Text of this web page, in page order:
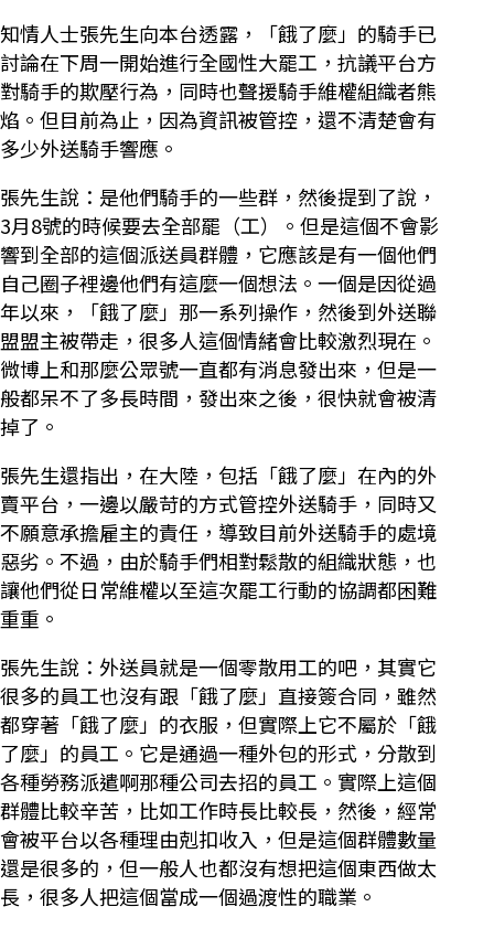
知情人士張先生向本台透露，「餓了麼」的騎手已
討論在下周一開始進行全國性大罷工，抗議平台方
對騎手的欺壓行為，同時也聲援騎手維權組織者熊
焰。但目前為止，因為資訊被管控，還不清楚會有
多少外送騎手響應。
張先生說：是他們騎手的一些群，然後提到了說，
3月8號的時候要去全部罷（工）。但是這個不會影
響到全部的這個派送員群體，它應該是有一個他們
自己圈子裡邊他們有這麼一個想法。一個是因從過
年以來，「餓了麼」那一系列操作，然後到外送聯
盟盟主被帶走，很多人這個情緒會比較激烈現在。
微博上和那麼公眾號一直都有消息發出來，但是一
般都呆不了多長時間，發出來之後，很快就會被清
掉了。
張先生還指出，在大陸，包括「餓了麼」在內的外
賣平台，一邊以嚴苛的方式管控外送騎手，同時又
不願意承擔雇主的責任，導致目前外送騎手的處境
惡劣。不過，由於騎手們相對鬆散的組織狀態，也
讓他們從日常維權以至這次罷工行動的協調都困難
重重。
張先生說：外送員就是一個零散用工的吧，其實它
很多的員工也沒有跟「餓了麼」直接簽合同，雖然
都穿著「餓了麼」的衣服，但實際上它不屬於「餓
了麼」的員工。它是通過一種外包的形式，分散到
各種勞務派遣啊那種公司去招的員工。實際上這個
群體比較辛苦，比如工作時長比較長，然後，經常
會被平台以各種理由剋扣收入，但是這個群體數量
還是很多的，但一般人也都沒有想把這個東西做太
長，很多人把這個當成一個過渡性的職業。